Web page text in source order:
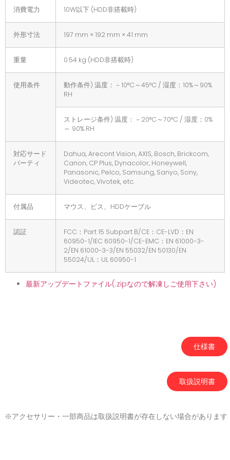
消費電力 10W以下 (HDD非搭載時)
外形寸法 197 mm × 192 mm × 41 mm
重量 0.54 kg (HDD非搭載時)
使用条件
動作条件) 温度：－10°C～45°C / 湿度：10%～90%
RH
ストレージ条件) 温度：－20°C～70°C / 湿度：0%
～ 90% RH
対応サード
パーティ
Dahua, Arecont Vision, AXIS, Bosch, Brickcom,
Canon, CP Plus, Dynacolor, Honeywell,
Panasonic, Pelco, Samsung, Sanyo, Sony,
Videotec, Vivotek, etc.
付属品 マウス、ビス、HDDケーブル
認証
FCC：Part 15 Subpart B/CE：CE-LVD：EN
60950-1/IEC 60950-1/CE-EMC：EN 61000-3-
2/EN 61000-3-3/EN 55032/EN 50130/EN
55024/UL：UL 60950-1
最新アップデートファイル(.zipなので解凍しご使用下さい)
仕様書
取扱説明書
※アクセサリー・一部商品は取扱説明書が存在しない場合があります